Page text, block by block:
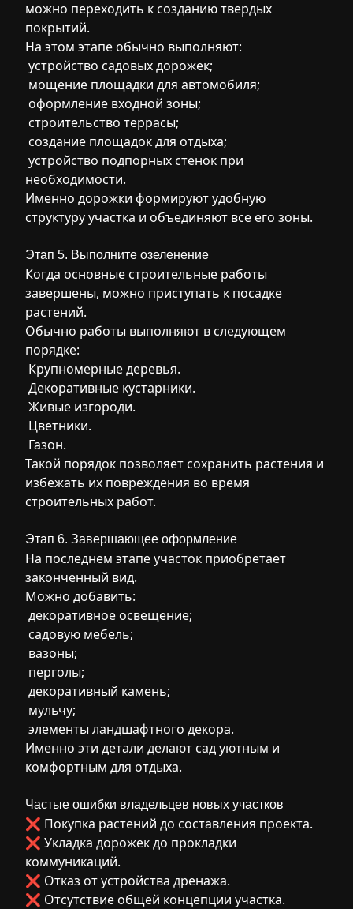
можно переходить к созданию твердых
покрытий.
На этом этапе обычно выполняют:
устройство садовых дорожек;
мощение площадки для автомобиля;
оформление входной зоны;
строительство террасы;
создание площадок для отдыха;
устройство подпорных стенок при
необходимости.
Именно дорожки формируют удобную
структуру участка и объединяют все его зоны.
Этап 5. Выполните озеленение
Когда основные строительные работы
завершены, можно приступать к посадке
растений.
Обычно работы выполняют в следующем
порядке:
Крупномерные деревья.
Декоративные кустарники.
Живые изгороди.
Цветники.
Газон.
Такой порядок позволяет сохранить растения и
избежать их повреждения во время
строительных работ.
Этап 6. Завершающее оформление
На последнем этапе участок приобретает
законченный вид.
Можно добавить:
декоративное освещение;
садовую мебель;
вазоны;
перголы;
декоративный камень;
мульчу;
элементы ландшафтного декора.
Именно эти детали делают сад уютным и
комфортным для отдыха.
Частые ошибки владельцев новых участков
❌ Покупка растений до составления проекта.
❌ Укладка дорожек до прокладки
коммуникаций.
❌ Отказ от устройства дренажа.
❌ Отсутствие общей концепции участка.